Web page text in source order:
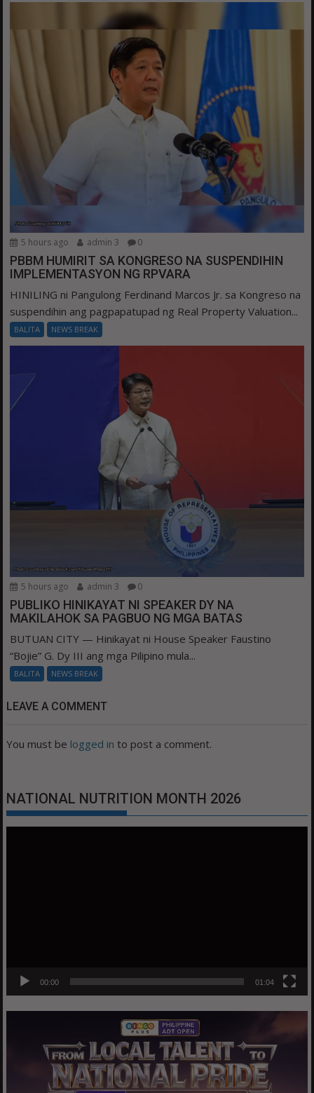
5 hours ago admin 3 0
PBBM HUMIRIT SA KONGRESO NA SUSPENDIHIN
IMPLEMENTASYON NG RPVARA
HINILING ni Pangulong Ferdinand Marcos Jr. sa Kongreso na
suspendihin ang pagpapatupad ng Real Property Valuation...
BALITA NEWS BREAK
5 hours ago admin 3 0
PUBLIKO HINIKAYAT NI SPEAKER DY NA
MAKILAHOK SA PAGBUO NG MGA BATAS
BUTUAN CITY — Hinikayat ni House Speaker Faustino
“Bojie” G. Dy III ang mga Pilipino mula...
BALITA NEWS BREAK
LEAVE A COMMENT
You must be logged in to post a comment.
NATIONAL NUTRITION MONTH 2026
00:00 01:04